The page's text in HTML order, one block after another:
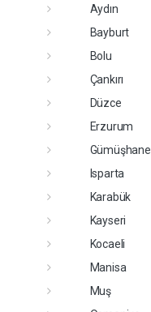
Aydın
Bayburt
Bolu
Çankırı
Düzce
Erzurum
Gümüşhane
Isparta
Karabük
Kayseri
Kocaeli
Manisa
Muş